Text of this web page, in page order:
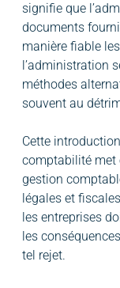
signifie que
documents
manière fiable
l’administration
méthodes
souvent au
Cette
comptabilité met
gestion
légales et
les entreprises
les
tel rejet.